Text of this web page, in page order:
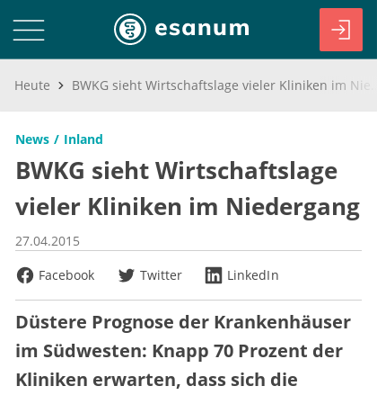
Heute
News Inland
BWKG sieht Wirtschaftslage
vieler Kliniken im Niedergang
27.04.2015
Facebook
Twitter LinkedIn
Düstere Prognose der Krankenhäuser
im Südwesten: Knapp 70 Prozent der
Kliniken erwarten, dass sich die